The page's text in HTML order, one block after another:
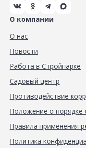
О компании
О нас
Новости
Работа в Стройпарке
Садовый центр
Противодействие
Положение о порядке
Правила применения
Политика